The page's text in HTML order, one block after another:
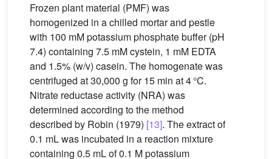
Frozen plant material (PMF) was
homogenized in a chilled mortar and pestle
with 100 mM potassium phosphate buffer (pH
7.4) containing 7.5 mM cystein, 1 mM EDTA
and 1.5% (w/v) casein. The homogenate was
centrifuged at 30,000 g for 15 min at 4 °C.
Nitrate reductase activity (NRA) was
determined according to the method
described by Robin (1979) [13]. The extract of
0.1 mL was incubated in a reaction mixture
containing 0.5 mL of 0.1 M potassium